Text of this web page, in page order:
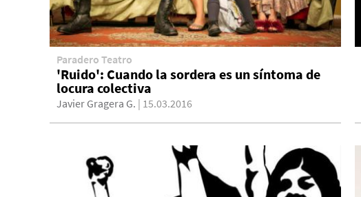
Paradero Teatro
'Ruido': Cuando la sordera es un síntoma de
locura colectiva
Javier Gragera G. | 15.03.2016